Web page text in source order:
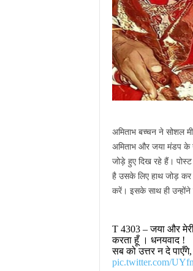
अमिताभ बच्चन ने सोशल
अमिताभ और जया मंडप के
जोड़े हुए दिख रहे हैं।
है उसके लिए हाथ जोड़ कर
करें। इसके साथ ही उन्होंने
T 4303 – जया और
करता हूँ । धनयवाद !
सब को उत्तर न दे
pic.twitter.com/